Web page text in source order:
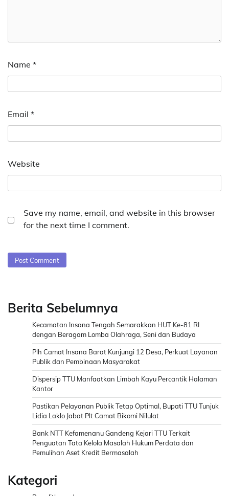
Name *
Email *
Website
Save my name, email, and website in this browser
for the next time I comment.
Berita Sebelumnya
Kecamatan Insana Tengah Semarakkan HUT Ke-81 RI
dengan Beragam Lomba Olahraga, Seni dan Budaya
Plh Camat Insana Barat Kunjungi 12 Desa, Perkuat Layanan
Publik dan Pembinaan Masyarakat
Dispersip TTU Manfaatkan Limbah Kayu Percantik Halaman
Kantor
Pastikan Pelayanan Publik Tetap Optimal, Bupati TTU Tunjuk
Lidia Laklo Jabat Plt Camat Bikomi Nilulat
Bank NTT Kefamenanu Gandeng Kejari TTU Terkait
Penguatan Tata Kelola Masalah Hukum Perdata dan
Pemulihan Aset Kredit Bermasalah
Kategori